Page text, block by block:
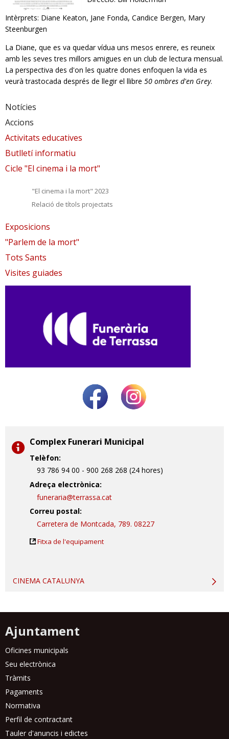
Intèrprets: Diane Keaton, Jane Fonda, Candice Bergen, Mary
Steenburgen
La Diane, que es va quedar vídua uns mesos enrere, es reuneix
amb les seves tres millors amigues en un club de lectura mensual.
La perspectiva des d'on les quatre dones enfoquen la vida es
veurà trastocada després de llegir el llibre 50 ombres d'en Grey.
Notícies
Accions
Activitats educatives
Butlletí informatiu
Cicle "El cinema i la mort"
"El cinema i la mort" 2023
Relació de títols projectats
Exposicions
"Parlem de la mort"
Tots Sants
Visites guiades
Complex Funerari Municipal
Telèfon:
93 786 94 00 - 900 268 268 (24 hores)
Adreça electrònica:
funeraria@terrassa.cat
Correu postal:
Carretera de Montcada, 789. 08227
Fitxa de l'equipament
CINEMA CATALUNYA
Ajuntament
Oficines municipals
Seu electrònica
Tràmits
Pagaments
Normativa
Perfil de contractant
Tauler d'anuncis i edictes